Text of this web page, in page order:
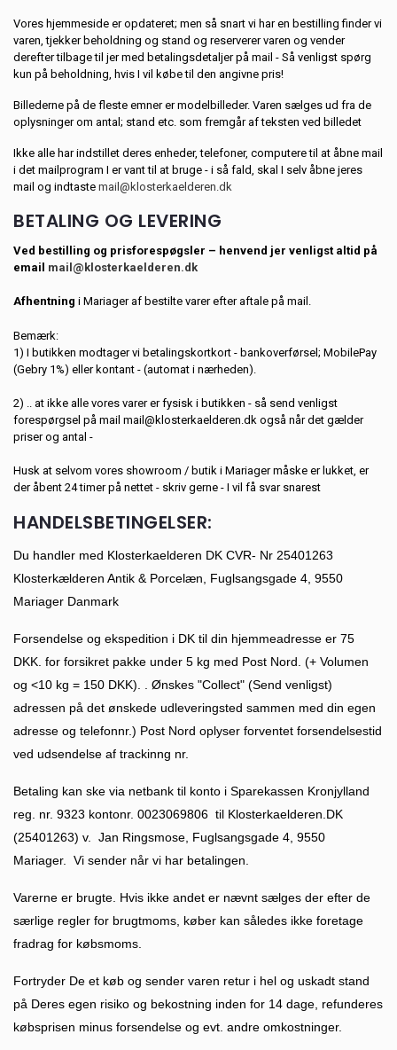
Vores hjemmeside er opdateret; men så snart vi har en bestilling finder vi
varen, tjekker beholdning og stand og reserverer varen og vender
derefter tilbage til jer med betalingsdetaljer på mail - Så venligst spørg
kun på beholdning, hvis I vil købe til den angivne pris!
Billederne på de fleste emner er modelbilleder. Varen sælges ud fra de
oplysninger om antal; stand etc. som fremgår af teksten ved billedet
Ikke alle har indstillet deres enheder, telefoner, computere til at åbne mail
i det mailprogram I er vant til at bruge - i så fald, skal I selv åbne jeres
mail og indtaste mail@klosterkaelderen.dk
BETALING OG LEVERING
Ved bestilling og prisforespøgsler – henvend jer venligst altid på
email mail@klosterkaelderen.dk
Afhentning i Mariager af bestilte varer efter aftale på mail.
Bemærk:
1) I butikken modtager vi betalingskortkort - bankoverførsel; MobilePay
(Gebry 1%) eller kontant - (automat i nærheden).
2) .. at ikke alle vores varer er fysisk i butikken - så send venligst
forespørgsel på mail mail@klosterkaelderen.dk også når det gælder
priser og antal -
Husk at selvom vores showroom / butik i Mariager måske er lukket, er
der åbent 24 timer på nettet - skriv gerne - I vil få svar snarest
HANDELSBETINGELSER:
Du handler med Klosterkaelderen DK CVR- Nr 25401263
Klosterkælderen Antik & Porcelæn, Fuglsangsgade 4, 9550
Mariager Danmark
Forsendelse og ekspedition i DK til din hjemmeadresse er 75
DKK. for forsikret pakke under 5 kg med Post Nord. (+ Volumen
og <10 kg = 150 DKK). . Ønskes "Collect" (Send venligst)
adressen på det ønskede udleveringsted sammen med din egen
adresse og telefonnr.) Post Nord oplyser forventet forsendelsestid
ved udsendelse af trackinng nr.
Betaling kan ske via netbank til konto i Sparekassen Kronjylland
reg. nr. 9323 kontonr. 0023069806 til Klosterkaelderen.DK
(25401263) v. Jan Ringsmose, Fuglsangsgade 4, 9550
Mariager. Vi sender når vi har betalingen.
Varerne er brugte. Hvis ikke andet er nævnt sælges der efter de
særlige regler for brugtmoms, køber kan således ikke foretage
fradrag for købsmoms.
Fortryder De et køb og sender varen retur i hel og uskadt stand
på Deres egen risiko og bekostning inden for 14 dage, refunderes
købsprisen minus forsendelse og evt. andre omkostninger.